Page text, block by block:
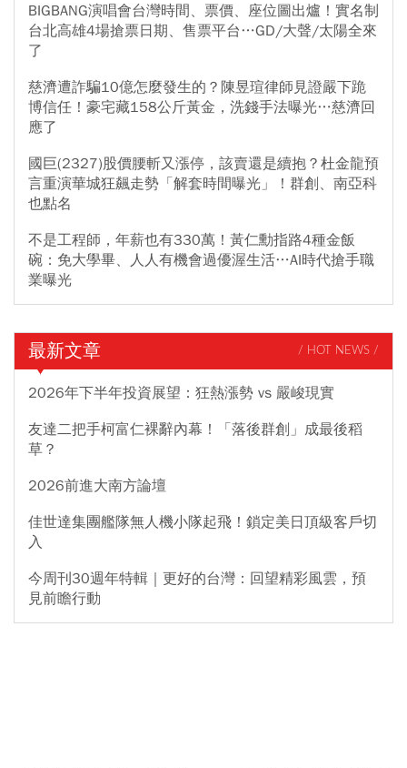
BIGBANG演唱會台灣時間、票價、座位圖出爐！實名制
台北高雄4場搶票日期、售票平台…GD/大聲/太陽全來
了
慈濟遭詐騙10億怎麼發生的？陳昱瑄律師見證嚴下跪
博信任！豪宅藏158公斤黃金，洗錢手法曝光…慈濟回
應了
國巨(2327)股價腰斬又漲停，該賣還是續抱？杜金龍預
言重演華城狂飆走勢「解套時間曝光」！群創、南亞科
也點名
不是工程師，年薪也有330萬！黃仁勳指路4種金飯
碗：免大學畢、人人有機會過優渥生活…AI時代搶手職
業曝光
最新文章 / HOT NEWS /
2026年下半年投資展望：狂熱漲勢 vs 嚴峻現實
友達二把手柯富仁裸辭內幕！「落後群創」成最後稻
草？
2026前進大南方論壇
佳世達集團艦隊無人機小隊起飛！鎖定美日頂級客戶切
入
今周刊30週年特輯｜更好的台灣：回望精彩風雲，預
見前瞻行動